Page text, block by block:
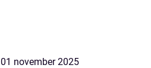
01 november 2025